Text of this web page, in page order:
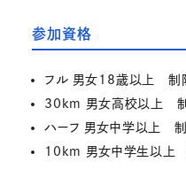
参加資格
フル 男女18歳以上 制
30km 男女高校以上
ハーフ 男女中学以上 制
10km 男女中学生以上